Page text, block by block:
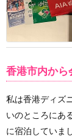
香港市内から
私は香港ディズ
いのところにあ
に宿泊していま